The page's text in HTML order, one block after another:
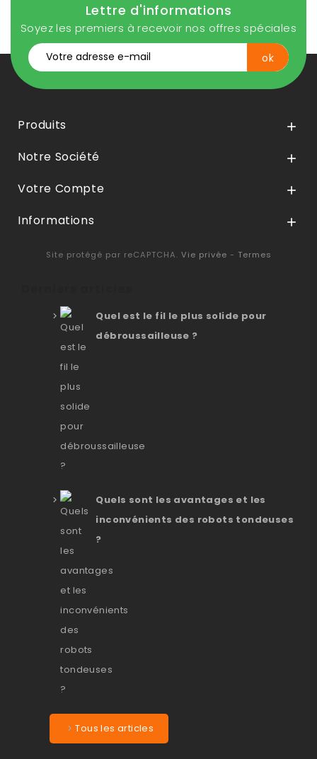
Lettre d'informations
Soyez les premiers à recevoir nos offres spéciales
Produits 
Notre Société 
Votre Compte 
Informations 
Site protégé par reCAPTCHA. Vie privée - Termes
Quel est le fil le plus solide pour
débroussailleuse ?
Quels sont les avantages et les
inconvénients des robots tondeuses
?
Tous les articles